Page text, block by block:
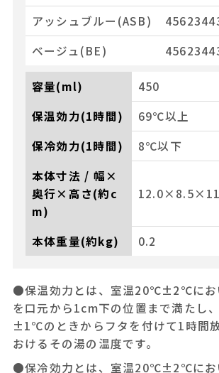
アッシュブルー(ASB)
ベージュ(BE)
容量(ml)
450
保温効力(1時間)
69℃以上
保冷効力(1時間)
8℃以下
本体寸法 / 幅×
奥行×高さ(約c
m)
本体重量(約kg) 0.2
●保温効力とは、室温20℃±2℃にお
を口元から1cm下の位置まで満たし
±1℃のときからフタを付けて1時間
おけるその湯の温度です。
●保冷効力とは、室温20℃±2℃に